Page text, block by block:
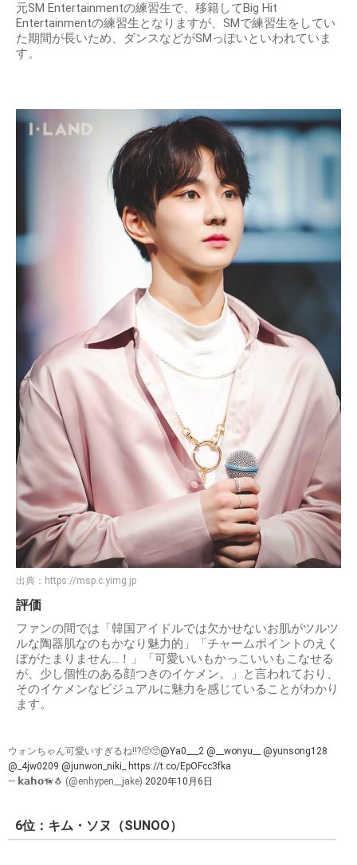
元SM Entertainmentの練習生で、移籍してBig Hit
Entertainmentの練習生となりますが、SMで練習生をしてい
た期間が長いため、ダンスなどがSMっぽいといわれていま
す。
出典： https://msp.c.yimg.jp
評価
ファンの間では「韓国アイドルでは欠かせないお肌がツルツ
ルな陶器肌なのもかなり魅力的」「チャームポイントのえく
ぼがたまりません…！」「可愛いいもかっこいいもこなせる
が、少し個性のある顔つきのイケメン。」と言われており、
そのイケメンなビジュアルに魅力を感じていることがわかり
ます。
ウォンちゃん可愛いすぎるね!!?🥺🥺@Ya0___2 @__wonyu__
@yunsong128
@_4jw0209 @junwon_niki_
https://t.co/EpOFcc3fka
— 𝗸𝗮𝗵𝗼🦮🐧 (@enhypen__jake) 2020年10月6日
6位：キム・ソヌ（SUNOO）